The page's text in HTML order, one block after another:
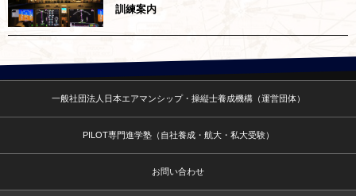
訓練案内
一般社団法人日本エアマンシップ・操縦士養成機構（運営団体）
PILOT専門進学塾（自社養成・航大・私大受験）
お問い合わせ